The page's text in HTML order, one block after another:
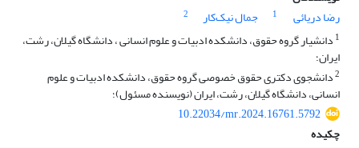
رضا دریائی
1 جمال نیک‌کار
2
1 دانشیار گروه حقوق، دانشکده ادبیات و علوم انسانی ، دانشگاه گیلان، رشت،
ایران؛
2دانشجوی دکتری حقوق خصوصی گروه حقوق، دانشکده ادبیات و علوم
انسانی، دانشگاه گیلان، رشت، ایران (نویسنده مسئول)؛
10.22034/mr.2024.16761.5792
چکیده